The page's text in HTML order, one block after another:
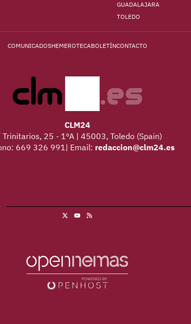
GUADALAJARA
TOLEDO
COMUNICADOSHEMEROTECABOLETÍNCONTACTO
CLM24
Trinitarios, 25 - 1ºA | 45003, Toledo (Spain)
669 326 991| Email: redaccion@clm24.es